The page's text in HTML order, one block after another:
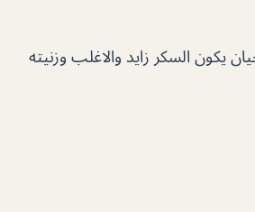
يكون السكر زايد والاغلب وزنيته